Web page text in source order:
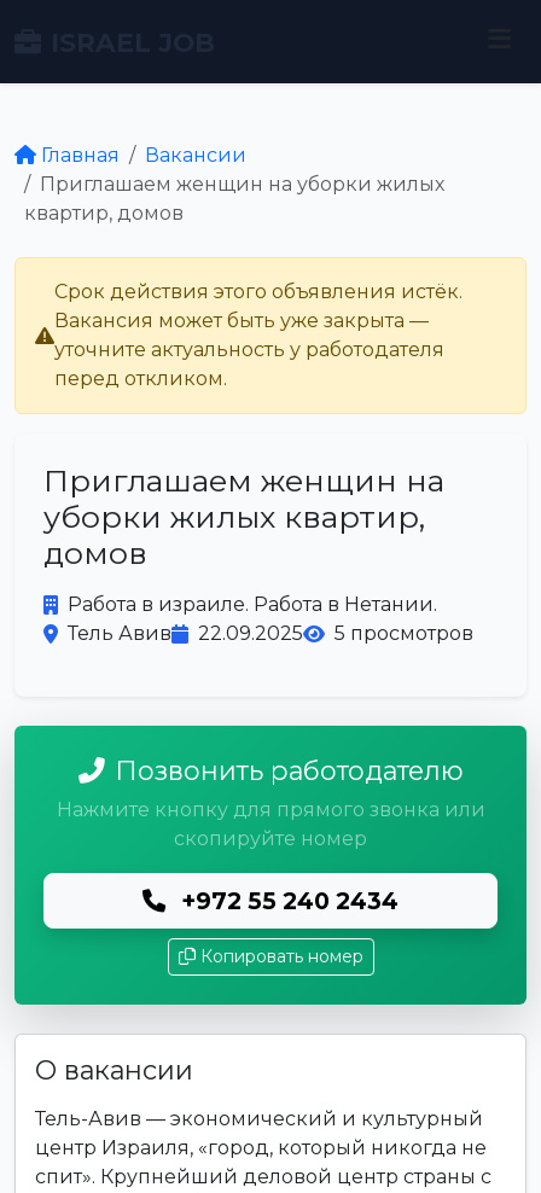
Главная
Вакансии
Приглашаем женщин на уборки жилых
квартир, домов
Срок действия этого объявления истёк.
Вакансия может быть уже закрыта —
уточните актуальность у работодателя
перед откликом.
Приглашаем женщин на
уборки жилых квартир,
домов
Работа в израиле. Работа в Нетании.
Тель Авив
22.09.2025 5 просмотров
Позвонить работодателю
Нажмите кнопку для прямого звонка или
скопируйте номер
+972 55 240 2434
Копировать номер
О вакансии
Тель-Авив — экономический и культурный
центр Израиля, «город, который никогда не
спит». Крупнейший деловой центр страны с